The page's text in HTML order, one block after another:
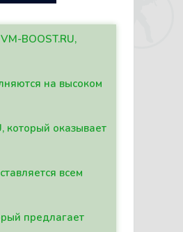
BOOST.RU,
на высоком
который оказывает
всем
предлагает